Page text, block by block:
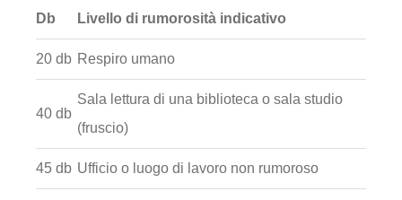
Db Livello di rumorosità indicativo
20 db Respiro umano
40 db
Sala lettura di una biblioteca o sala studio
(fruscio)
45 db Ufficio o luogo di lavoro non rumoroso